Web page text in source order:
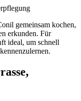
gemeinsam kochen,
erkunden. Für
ideal, um schnell